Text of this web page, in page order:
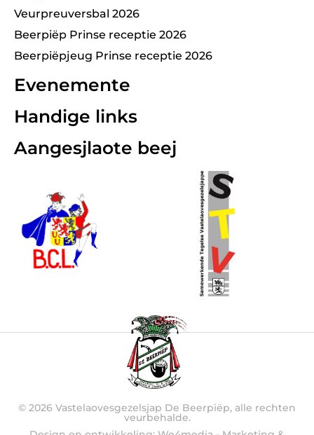
Veurpreuversbal 2026
Beerpiëp Prinse receptie 2026
Beerpiëpjeug Prinse receptie 2026
Evenemente
Handige links
Aangesjlaote beej
© 2026 Vastelaovesgezelsjap De Beerpiëp, alle rechten
veurbehalde.